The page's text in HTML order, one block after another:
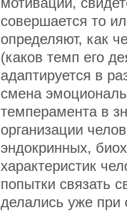
совершается то
определяют, как
(каков темп его
адаптируется в
смена
темперамента в
организации
эндокринных,
характеристик
попытки связать
делались уже при